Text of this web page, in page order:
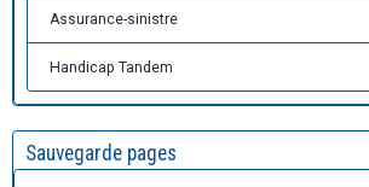
Assurance-sinistre
Handicap Tandem
Sauvegarde pages